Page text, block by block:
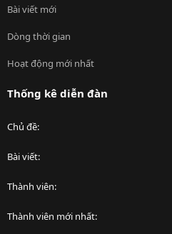
Bài viết mới
Dòng thời gian
Hoạt động mới nhất
Thống kê diễn đàn
Chủ đề
Bài viết
Thành viên
Thành viên mới nhất